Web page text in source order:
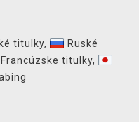
titulky,
Ruské
Francúzske titulky,